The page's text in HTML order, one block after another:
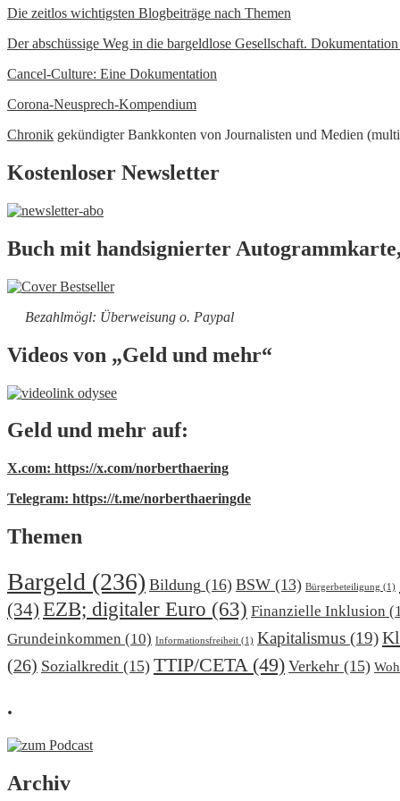
Die zeitlos wichtigsten Blogbeiträge nach Themen
Der abschüssige Weg in die bargeldlose Gesellschaft.
Cancel-Culture: Eine Dokumentation
Corona-Neusprech-Kompendium
Chronik gekündigter Bankkonten von Journalisten und Medien
Kostenloser Newsletter
Buch mit handsignierter
Bezahlmögl: Überweisung o. Paypal
Videos von „Geld und mehr“
Geld und mehr auf:
X.com: https://x.com/norberthaering
Telegram: https://t.me/norberthaeringde
Themen
Bargeld (236) Bildung (16) BSW (13) Bürgerbeteiligung (1)
(34) EZB; digitaler Euro (63) Finanzielle Inklusion
Grundeinkommen (10) Informationsfreiheit (1) Kapitalismus (19)
(26) Sozialkredit (15) TTIP/CETA(49) Verkehr (15)
.
Archiv